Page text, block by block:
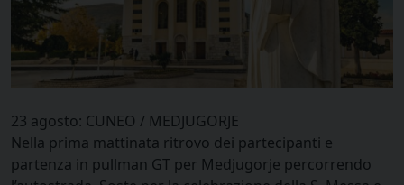
23 agosto: CUNEO / MEDJUGORJE
Nella prima mattinata ritrovo dei partecipanti e
partenza in pullman GT per Medjugorje percorrendo